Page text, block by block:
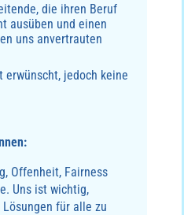
die ihren Beruf
ausüben und einen
uns anvertrauten
erwünscht, jedoch keine
Offenheit, Fairness
Uns ist wichtig,
für alle zu